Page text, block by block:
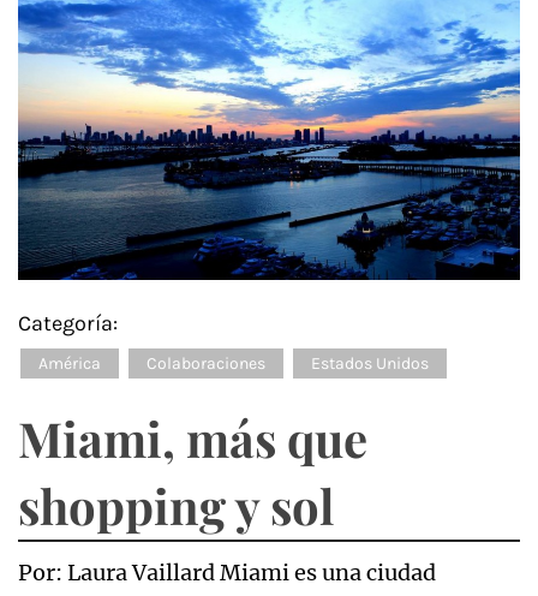
Categoría:
América Colaboraciones Estados Unidos
Miami, más que
shopping y sol
Por: Laura Vaillard Miami es una ciudad